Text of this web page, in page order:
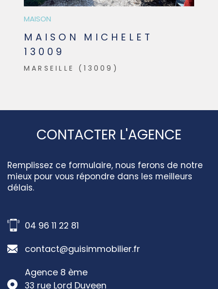
MAISON
MAISON MICHELET
13009
MARSEILLE (13009)
CONTACTER L'AGENCE
Remplissez ce formulaire, nous ferons de notre
mieux pour vous répondre dans les meilleurs
délais.
04 96 11 22 81
contact@guisimmobilier.fr
Agence 8 ème
33 rue Lord Duveen